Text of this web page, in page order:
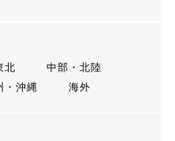
北
中部・北陸
・沖縄 海外